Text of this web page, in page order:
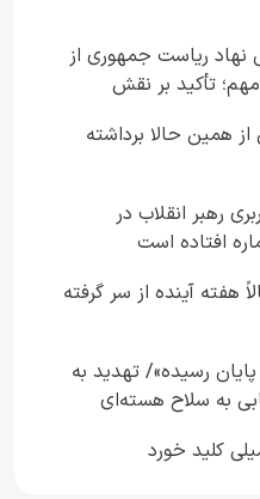
نهاد ریاست جمهوری از
تأکید بر نقش
ارتقای آگاهی عمومی
همین حالا برداشته
رهبر انقلاب در
افتاده است​
هفته آینده از سر گرفته
رسیده»/ تهدید به
به سلاح هسته‌ای
کلید خورد